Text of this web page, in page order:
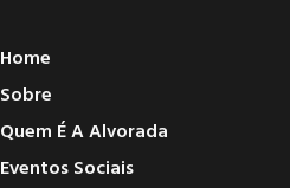
Home
Sobre
Quem É A Alvorada
Eventos Sociais